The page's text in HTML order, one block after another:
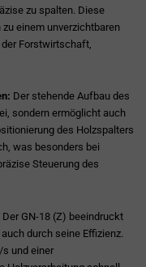
zu spalten. Diese
einem unverzichtbaren
Forstwirtschaft,
Der stehende Aufbau des
sondern ermöglicht auch
des Holzspalters
was besonders bei
Steuerung des
Der GN-18 (Z) beeindruckt
durch seine Effizienz.
und einer